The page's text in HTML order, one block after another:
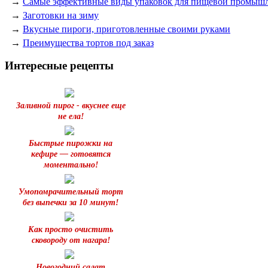
→ Заготовки на зиму
→ Вкусные пироги, приготовленные своими руками
→ Преимущества тортов под заказ
Интересные рецепты
Заливной пирог - вкуснее еще
не ела!
Быстрые пирожки на
кефире — готовятся
моментально!
Умопомрачительный торт
без выпечки за 10 минут!
Как просто очистить
сковороду от нагара!